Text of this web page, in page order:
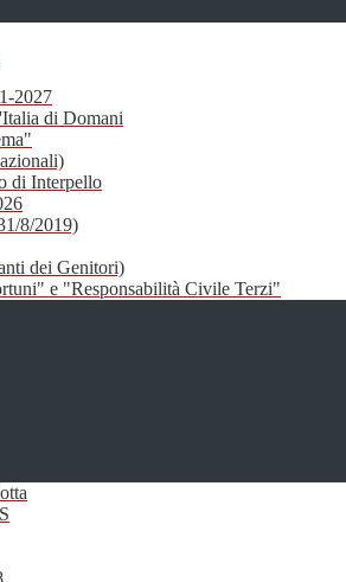
2027
di Domani
di Interpello
8/2019)
dei Genitori)
e "Responsabilità Civile Terzi"